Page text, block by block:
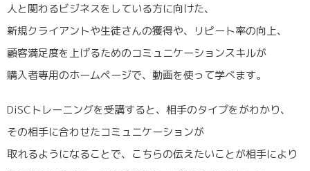
人と関わるビジネスをしている方に向けた、
新規クライアントや生徒さんの獲得や、リピート率の向上、
顧客満足度を上げるためのコミュニケーションスキルが
購入者専用のホームページで、動画を使って学べます。
DiSCトレーニングを受講すると、相手のタイプをがわかり、
その相手に合わせたコミュニケーションが
取れるようになることで、こちらの伝えたいことが相手により